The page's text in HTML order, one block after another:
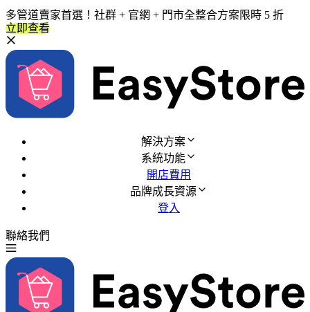
多管道賣家首選！社群 + 官網 + 門市全整合方案限時 5 折
立即查看
解決方案
系統功能
開店費用
品牌成長資源
登入
聯絡我們